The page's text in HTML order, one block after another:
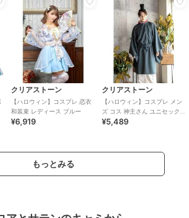
クリアストーン
【ハロウィン】コスプレ 恋衣
和装束 レディース ブルー
¥6,919
クリアストーン
【ハロウィン】コスプレ メン
ズ コス 神主さん ユニセックス
ブルー
¥5,489
もっとみる